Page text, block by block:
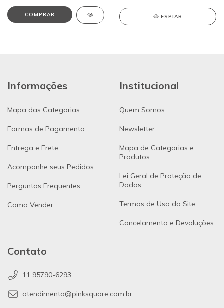
COMPRAR ESPIAR
Informações
Mapa das Categorias
Formas de Pagamento
Entrega e Frete
Acompanhe seus Pedidos
Perguntas Frequentes
Como Vender
Institucional
Quem Somos
Newsletter
Mapa de Categorias e
Produtos
Lei Geral de Proteção de
Dados
Termos de Uso do Site
Cancelamento e Devoluções
Contato
11 95790-6293
atendimento@pinksquare.com.br